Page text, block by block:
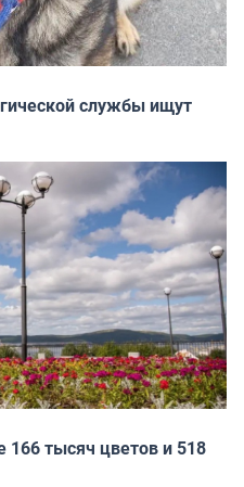
службы ищут
тысяч цветов и 518